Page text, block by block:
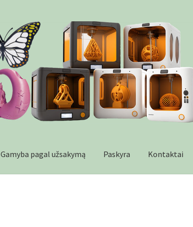
Gamyba pagal užsakymą Paskyra Kontaktai